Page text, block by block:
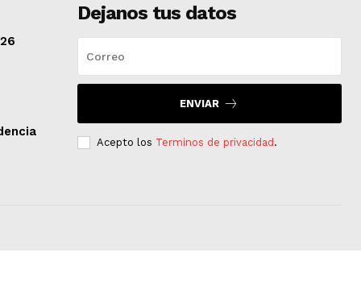
Dejanos tus datos
ENVIAR
Acepto los Terminos de privacidad .